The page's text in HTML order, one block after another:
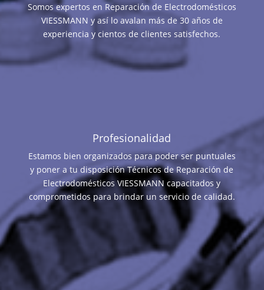
Somos expertos en Reparación de Electrodomésticos
VIESSMANN y así lo avalan más de 30 años de
experiencia y cientos de clientes satisfechos.
Profesionalidad
Estamos bien organizados para poder ser puntuales
y poner a tu disposición Técnicos de Reparación de
Electrodomésticos VIESSMANN capacitados y
comprometidos para brindar un servicio de calidad.